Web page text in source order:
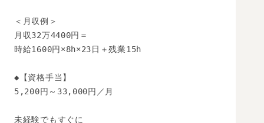
＜月収例＞
月収32万4400円＝
時給1600円×8h×23日＋残業15h
◆【資格手当】
5,200円～33,000円／月
未経験でもすぐに